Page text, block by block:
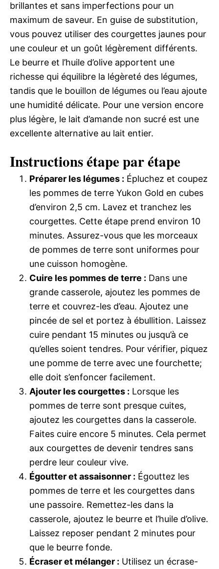
brillantes et sans imperfections pour un
maximum de saveur. En guise de substitution,
vous pouvez utiliser des courgettes jaunes pour
une couleur et un goût légèrement différents.
Le beurre et l’huile d’olive apportent une
richesse qui équilibre la légèreté des légumes,
tandis que le bouillon de légumes ou l’eau ajoute
une humidité délicate. Pour une version encore
plus légère, le lait d’amande non sucré est une
excellente alternative au lait entier.
Instructions étape par étape
Préparer les légumes : Épluchez et coupez
les pommes de terre Yukon Gold en cubes
d’environ 2,5 cm. Lavez et tranchez les
courgettes. Cette étape prend environ 10
minutes. Assurez-vous que les morceaux
de pommes de terre sont uniformes pour
une cuisson homogène.
Cuire les pommes de terre : Dans une
grande casserole, ajoutez les pommes de
terre et couvrez-les d’eau. Ajoutez une
pincée de sel et portez à ébullition. Laissez
cuire pendant 15 minutes ou jusqu’à ce
qu’elles soient tendres. Pour vérifier, piquez
une pomme de terre avec une fourchette;
elle doit s’enfoncer facilement.
Ajouter les courgettes : Lorsque les
pommes de terre sont presque cuites,
ajoutez les courgettes dans la casserole.
Faites cuire encore 5 minutes. Cela permet
aux courgettes de devenir tendres sans
perdre leur couleur vive.
Égoutter et assaisonner : Égouttez les
pommes de terre et les courgettes dans
une passoire. Remettez-les dans la
casserole, ajoutez le beurre et l’huile d’olive.
Laissez reposer pendant 2 minutes pour
que le beurre fonde.
Écraser et mélanger : Utilisez un écrase-